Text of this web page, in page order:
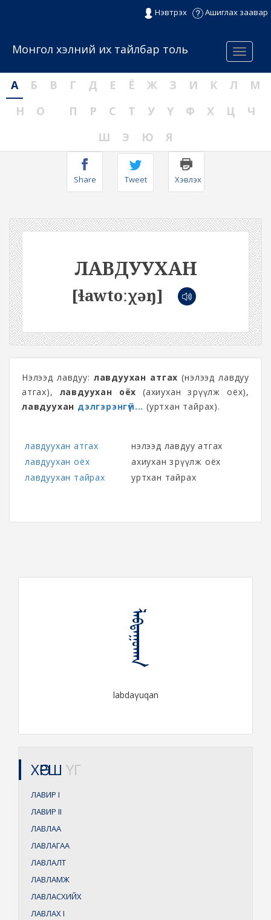
Нэвтрэх Ашиглах заавар
Menu
Монгол хэлний их тайлбар толь
А Б В Г Д Е Ё Ж З И К Л
М
Н
О П Р С Т У Ү Ф Х Ц
Ч
Ш
Э Ю Я
Share Tweet Хэвлэх
ЛАВДУУХАН
[ɬawtoːχəŋ]
Нэлээд лавдуу: лавдуухан атгах (нэлээд лавдуу
атгах), лавдуухан оёх (ахиухан зөрүүлж оёх),
лавдуухан дэлгэрэнгүй... (уртхан тайрах).
лавдуухан атгах
нэлээд лавдуу атгах
лавдуухан оёх
ахиухан зөрүүлж оёх
лавдуухан тайрах
уртхан тайрах
ᠯᠠᠪᠳᠠᠭᠤᠬᠠᠨ
labdaγuqan
ХӨРШ ҮГ
ЛАВИР I
ЛАВИР II
ЛАВЛАА
ЛАВЛАГАА
ЛАВЛАЛТ
ЛАВЛАМЖ
ЛАВЛАСХИЙХ
ЛАВЛАХI